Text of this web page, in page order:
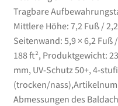
Tragbare
Mittlere Höhe: 7,2 Fuß /
Seitenwand: 5,9 × 6,2 Fuß
188 ft², Produktgewicht:
mm, UV-Schutz 50+, 4-
(trocken/
Abmessungen des